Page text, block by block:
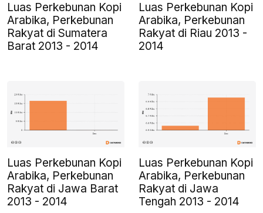
Luas Perkebunan Kopi
Arabika, Perkebunan
Rakyat di Sumatera
Barat 2013 - 2014
Luas Perkebunan Kopi
Arabika, Perkebunan
Rakyat di Riau 2013 -
2014
Luas Perkebunan Kopi
Arabika, Perkebunan
Rakyat di Jawa Barat
2013 - 2014
Luas Perkebunan Kopi
Arabika, Perkebunan
Rakyat di Jawa
Tengah 2013 - 2014